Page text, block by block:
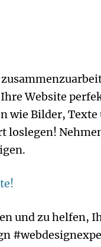
Website
wie Bilder,
und zu helfen,